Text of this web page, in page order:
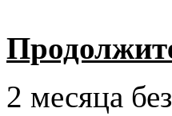
2 месяца